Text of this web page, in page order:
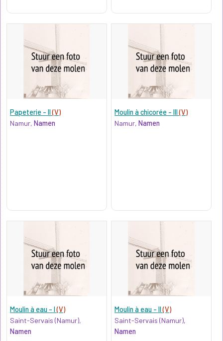
Papeterie - II(V)
Namur, Namen
Moulin à chicorée - III(V)
Namur,Namen
Moulin à eau - I(V)
Saint-Servais (Namur),
Namen
Moulin à eau - II(V)
Saint-Servais (Namur),
Namen